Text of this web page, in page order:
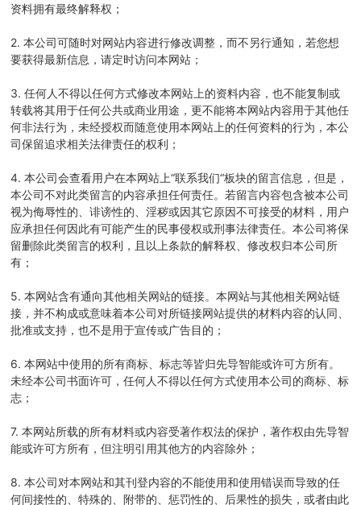
资料拥有最终解释权；
2. 本公司可随时对网站内容进行修改调整，而不另行通知，若您想
要获得最新信息，请定时访问本网站；
3. 任何人不得以任何方式修改本网站上的资料内容，也不能复制或
转载将其用于任何公共或商业用途，更不能将本网站内容用于其他任
何非法行为，未经授权而随意使用本网站上的任何资料的行为，本公
司保留追求相关法律责任的权利；
4. 本公司会查看用户在本网站上“联系我们“板块的留言信息，但是，
本公司不对此类留言的内容承担任何责任。若留言内容包含被本公司
视为侮辱性的、诽谤性的、淫秽或因其它原因不可接受的材料，用户
应承担任何因此有可能产生的民事侵权或刑事法律责任。本公司将保
留删除此类留言的权利，且以上条款的解释权、修改权归本公司所
有；
5. 本网站含有通向其他相关网站的链接。本网站与其他相关网站链
接，并不构成或意味着本公司对所链接网站提供的材料内容的认同、
批准或支持，也不是用于宣传或广告目的；
6. 本网站中使用的所有商标、标志等皆归先导智能或许可方所有。
未经本公司书面许可，任何人不得以任何方式使用本公司的商标、标
志；
7. 本网站所载的所有材料或内容受著作权法的保护，著作权由先导智
能或许可方所有，但注明引用其他方的内容除外；
8. 本公司对本网站和其刊登内容的不能使用和使用错误而导致的任
何间接性的、特殊的、附带的、惩罚性的、后果性的损失，或者由此